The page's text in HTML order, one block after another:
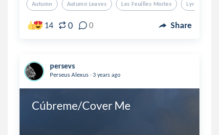
Autumn Autumn Leaves Les Feuilles Mortes Lyrics
14 0 0 Share
persevs
Perseus Alexus . 3 years ago
Cúbreme/Cover Me